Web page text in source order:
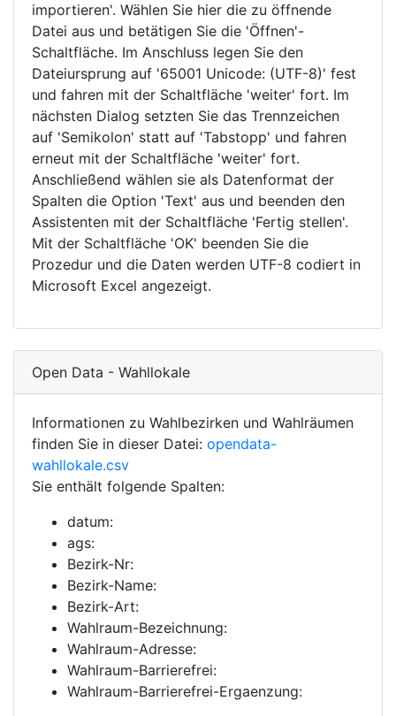
importieren'. Wählen Sie hier die zu öffnende
Datei aus und betätigen Sie die 'Öffnen'-
Schaltfläche. Im Anschluss legen Sie den
Dateiursprung auf '65001 Unicode: (UTF-8)' fest
und fahren mit der Schaltfläche 'weiter' fort. Im
nächsten Dialog setzten Sie das Trennzeichen
auf 'Semikolon' statt auf 'Tabstopp' und fahren
erneut mit der Schaltfläche 'weiter' fort.
Anschließend wählen sie als Datenformat der
Spalten die Option 'Text' aus und beenden den
Assistenten mit der Schaltfläche 'Fertig stellen'.
Mit der Schaltfläche 'OK' beenden Sie die
Prozedur und die Daten werden UTF-8 codiert in
Microsoft Excel angezeigt.
Open Data - Wahllokale
Informationen zu Wahlbezirken und Wahlräumen
finden Sie in dieser Datei: opendata-
wahllokale.csv
Sie enthält folgende Spalten:
datum:
ags:
Bezirk-Nr:
Bezirk-Name:
Bezirk-Art:
Wahlraum-Bezeichnung:
Wahlraum-Adresse:
Wahlraum-Barrierefrei:
Wahlraum-Barrierefrei-Ergaenzung: